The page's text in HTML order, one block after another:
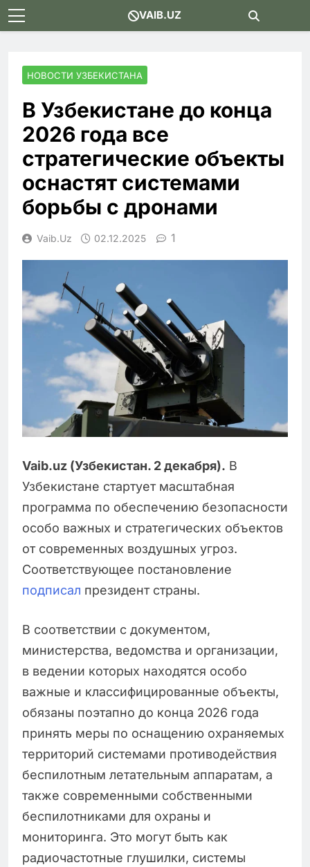
Skip
to
VAIB.UZ
НОВОСТИ УЗБЕКИСТАНА
В Узбекистане до конца
2026 года все
стратегические объекты
оснастят системами
борьбы с дронами
Vaib.uz 02.12.2025 1
Vaib.uz (Узбекистан. 2 декабря). В
Узбекистане стартует масштабная
программа по обеспечению безопасности
особо важных и стратегических объектов
от современных воздушных угроз.
Соответствующее постановление
подписал президент страны.
В соответствии с документом,
министерства, ведомства и организации,
в ведении которых находятся особо
важные и классифицированные объекты,
обязаны поэтапно до конца 2026 года
принять меры по оснащению охраняемых
территорий системами противодействия
беспилотным летательным аппаратам, а
также современными собственными
беспилотниками для охраны и
мониторинга. Это могут быть как
радиочастотные глушилки, системы